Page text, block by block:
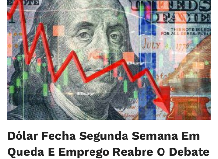
Dólar Fecha Segunda Semana Em
Queda E Emprego Reabre O Debate